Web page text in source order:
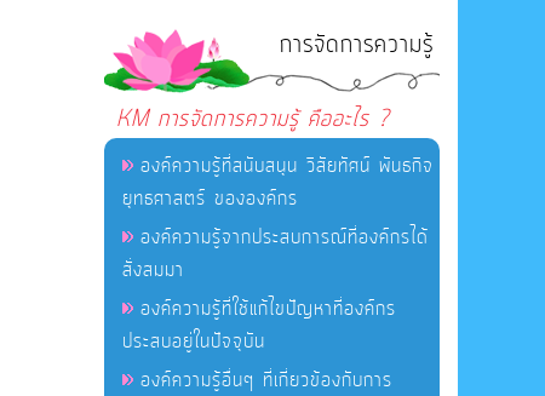
การจัดการความรู้
KM การจัดการความรู้ คืออะไร ?
องค์ความรู้ที่สนับสนุน วิสัยทัศน์ พันธกิจ
ยุทธศาสตร์ ขององค์กร
องค์ความรู้จากประสบการณ์ที่องค์กรได้
สั่งสมมา
องค์ความรู้ที่ใช้แก้ไขปัญหาที่องค์กร
ประสบอยู่ในปัจจุบัน
องค์ความรู้อื่นๆ ที่เกี่ยวข้องกับการ